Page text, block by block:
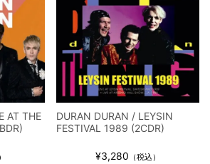
年3月24日 100Aniv. 米M.S.G公演 完全
3ヶ月)
2024.6.24
年6月3日 カーディフ公演 IEM/AUD 完
ヶ月)
2024.6.24
6月15日 リスボン公演 FHD 完全収録！
ヶ月)
2024.6.20
AT THE
DURAN DURAN / LEYSIN
FESTIVAL 1989 (2CDR)
¥3,280 （税込）